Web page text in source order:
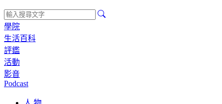
學院
生活百科
評鑑
活動
影音
Podcast